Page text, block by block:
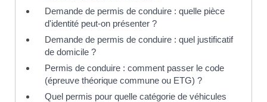
Demande de permis de conduire : quelle pièce
d'identité peut-on présenter ?
Demande de permis de conduire : quel justificatif
de domicile ?
Permis de conduire : comment passer le code
(épreuve théorique commune ou ETG) ?
Quel permis pour quelle catégorie de véhicules